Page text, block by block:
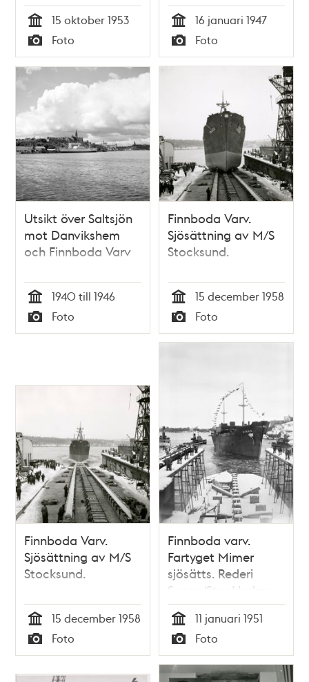
Tid
15 oktober 1953
Typ
Foto Tid
16 januari 1947
Typ
Foto
Utsikt över Saltsjön
mot Danvikshem
och Finnboda Varv
Tid
1940 till 1946
Typ
Foto
Finnboda Varv.
Sjösättning av M/S
Stocksund.
Tid
15 december 1958
Typ
Foto
Finnboda Varv.
Sjösättning av M/S
Stocksund.
Tid
15 december 1958
Typ
Foto
Finnboda varv.
Fartyget Mimer
sjösätts. Rederi
Sveas (Stockholms
Rederi AB Svea)
nybyggda
lastmotorfartyg,
den fjärde i serien
av liknande fartyg
Tid
11 januari 1951
Typ
Foto